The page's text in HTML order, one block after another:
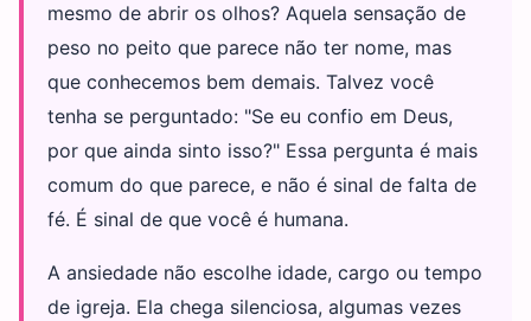
mesmo de abrir os olhos? Aquela sensação de
peso no peito que parece não ter nome, mas
que conhecemos bem demais. Talvez você
tenha se perguntado: "Se eu confio em Deus,
por que ainda sinto isso?" Essa pergunta é mais
comum do que parece, e não é sinal de falta de
fé. É sinal de que você é humana.
A ansiedade não escolhe idade, cargo ou tempo
de igreja. Ela chega silenciosa, algumas vezes